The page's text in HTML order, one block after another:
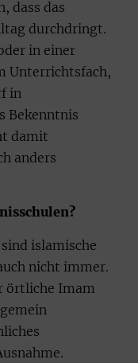
dass das
durchdringt.
in einer
Unterrichtsfach,
in
Bekenntnis
damit
anders
islamische
nicht immer.
örtliche Imam